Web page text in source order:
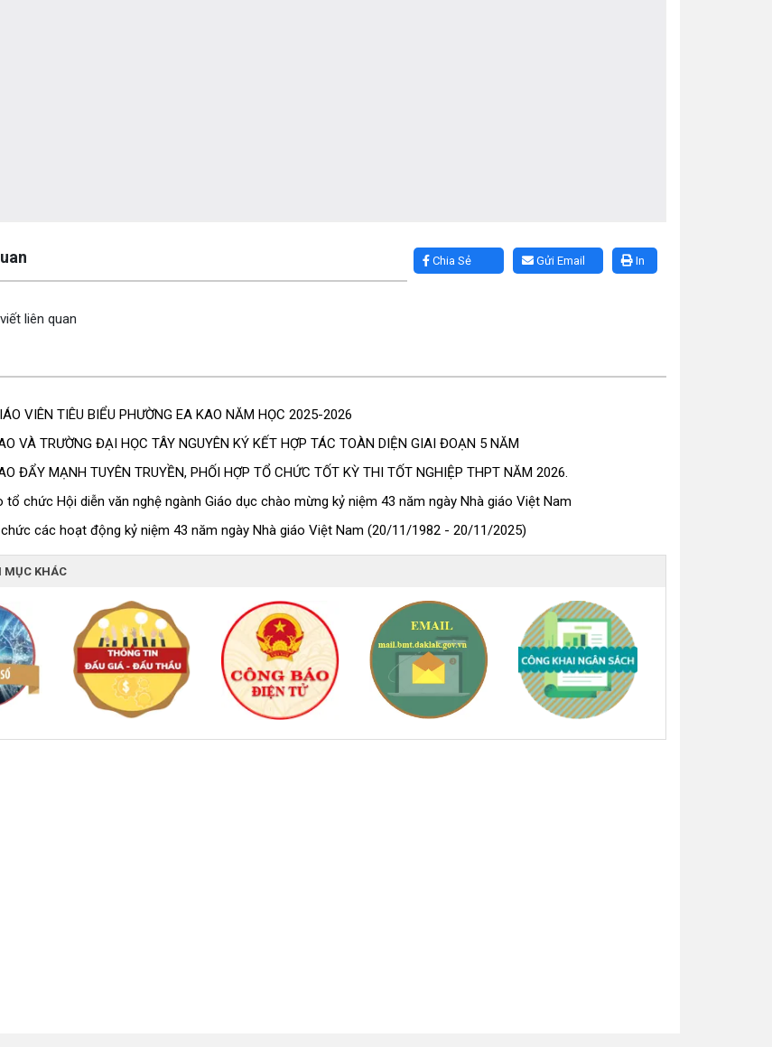
In
Gửi Email
Chia Sẻ
liên quan
VIÊN TIÊU BIỂU PHƯỜNG EA KAO NĂM HỌC 2025-2026
VÀ TRƯỜNG ĐẠI HỌC TÂY NGUYÊN KÝ KẾT HỢP TÁC TOÀN DIỆN GIAI ĐOẠN 5 NĂM
ĐẨY MẠNH TUYÊN TRUYỀN, PHỐI HỢP TỔ CHỨC TỐT KỲ THI TỐT NGHIỆP THPT NĂM 2026.
tổ chức Hội diễn văn nghệ ngành Giáo dục chào mừng kỷ niệm 43 năm ngày Nhà giáo Việt Nam
chức các hoạt động kỷ niệm 43 năm ngày Nhà giáo Việt Nam (20/11/1982 - 20/11/2025)
MỤC KHÁC